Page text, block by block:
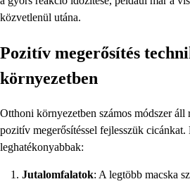
közvetlenül utána.
Pozitív megerősítés
környezetben
Otthoni környezetben számos módszer áll
pozitív megerősítéssel fejlesszük
leghatékonyabbak:
Jutalomfalatok: A legtöbb macska